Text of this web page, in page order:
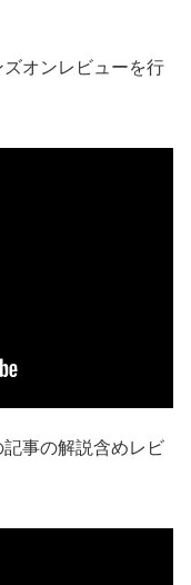
オンレビューを行
事の解説含めレビ